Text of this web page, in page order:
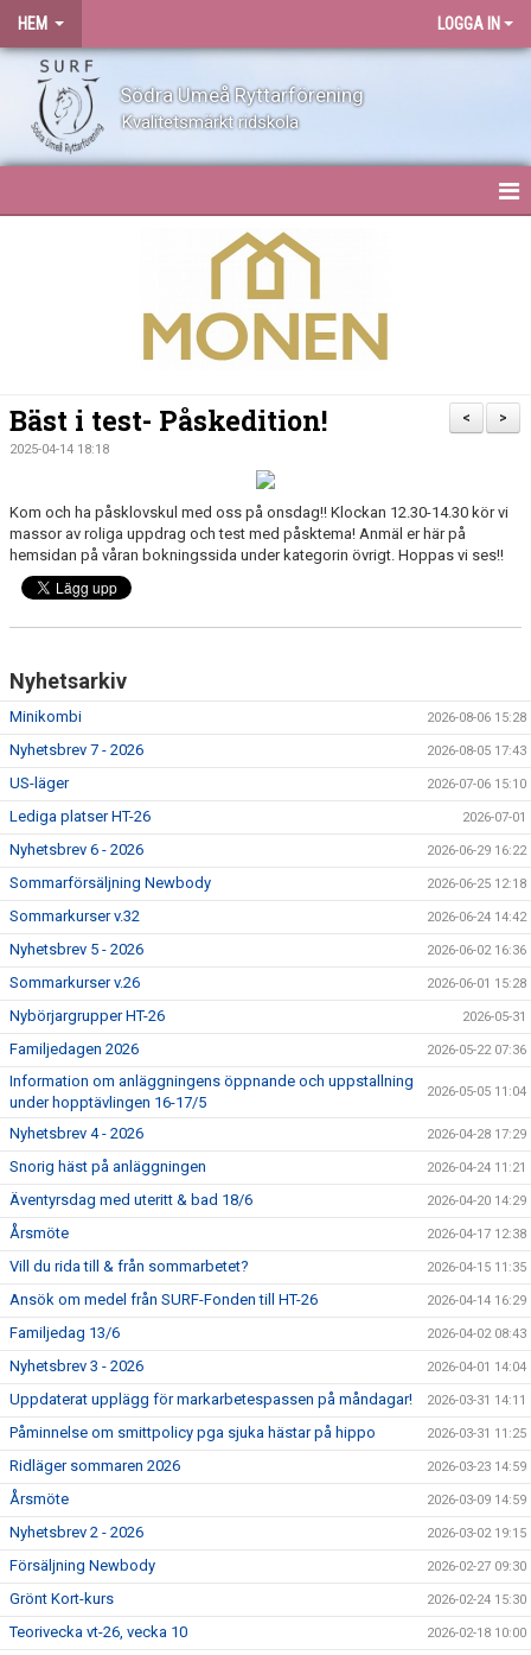
HEM LOGGA IN
Södra Umeå Ryttarförening
Kvalitetsmärkt ridskola
ANLÄGGNING
RIDHUSBOKNINGAR
IDEELLT ARBETE
FRAMSTEG
BOTNIA HÄSTKLINIK
SURF-FONDEN
SURF-HÄNG
TORSDAGSDRESSYREN
BOKNINGAR
>
<
Bäst i test- Påskedition!
2025-04-14 18:18
Kom och ha påsklovskul med oss på onsdag!! Klockan 12.30-14.30 kör vi
massor av roliga uppdrag och test med påsktema! Anmäl er här på
hemsidan på våran bokningssida under kategorin övrigt. Hoppas vi ses!!
Nyhetsarkiv
Minikombi 2026-08-06 15:28
Nyhetsbrev 7 - 2026 2026-08-05 17:43
US-läger 2026-07-06 15:10
Lediga platser HT-26 2026-07-01
Nyhetsbrev 6 - 2026 2026-06-29 16:22
Sommarförsäljning Newbody 2026-06-25 12:18
Sommarkurser v.32 2026-06-24 14:42
Nyhetsbrev 5 - 2026 2026-06-02 16:36
Sommarkurser v.26 2026-06-01 15:28
Nybörjargrupper HT-26 2026-05-31
Familjedagen 2026 2026-05-22 07:36
Information om anläggningens öppnande och uppstallning
under hopptävlingen 16-17/5
2026-05-05 11:04
Nyhetsbrev 4 - 2026 2026-04-28 17:29
Snorig häst på anläggningen 2026-04-24 11:21
Äventyrsdag med uteritt & bad 18/6 2026-04-20 14:29
Årsmöte 2026-04-17 12:38
Vill du rida till & från sommarbetet? 2026-04-15 11:35
Ansök om medel från SURF-Fonden till HT-26 2026-04-14 16:29
Familjedag 13/6 2026-04-02 08:43
Nyhetsbrev 3 - 2026 2026-04-01 14:04
Uppdaterat upplägg för markarbetespassen på måndagar! 2026-03-31 14:11
Påminnelse om smittpolicy pga sjuka hästar på hippo 2026-03-31 11:25
Ridläger sommaren 2026 2026-03-23 14:59
Årsmöte 2026-03-09 14:59
Nyhetsbrev 2 - 2026 2026-03-02 19:15
Försäljning Newbody 2026-02-27 09:30
Grönt Kort-kurs 2026-02-24 15:30
Teorivecka vt-26, vecka 10 2026-02-18 10:00